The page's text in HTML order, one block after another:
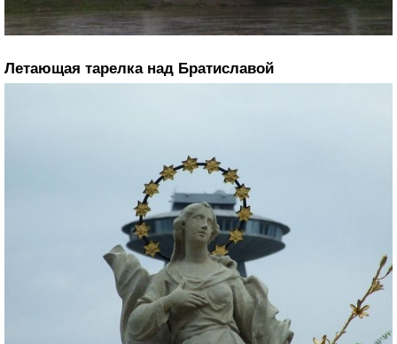
Летающая тарелка над Братиславой